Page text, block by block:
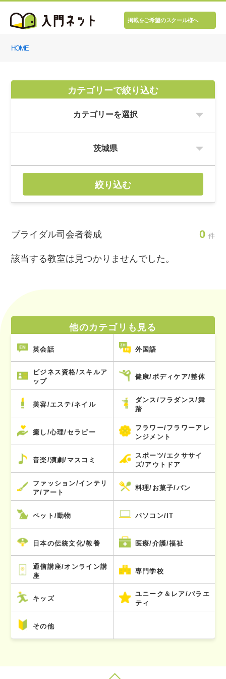
掲載をご希望のスクール様へ
HOME
カテゴリーで絞り込む
絞り込む
ブライダル司会者養成 0 件
該当する教室は見つかりませんでした。
他のカテゴリも見る
英会話 外国語
ビジネス資格/スキルア
ップ
健康/ボディケア/整体
美容/エステ/ネイル
ダンス/フラダンス/舞
踏
癒し/心理/セラピー
フラワー/フラワーアレ
ンジメント
音楽/演劇/マスコミ
スポーツ/エクササイ
ズ/アウトドア
ファッション/インテリ
ア/アート
料理/お菓子/パン
ペット/動物 パソコン/IT
日本の伝統文化/教養 医療/介護/福祉
通信講座/オンライン講
座
専門学校
キッズ
ユニーク＆レア/バラエ
ティ
その他